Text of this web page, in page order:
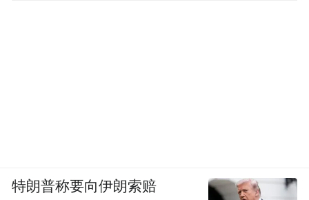
特朗普称要向伊朗索赔